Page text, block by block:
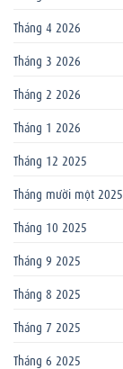
Tháng 4 2026
Tháng 3 2026
Tháng 2 2026
Tháng 1 2026
Tháng 12 2025
Tháng mười một 2025
Tháng 10 2025
Tháng 9 2025
Tháng 8 2025
Tháng 7 2025
Tháng 6 2025